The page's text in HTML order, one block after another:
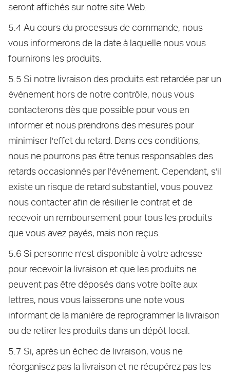
seront affichés sur notre site Web.
5.4 Au cours du processus de commande, nous
vous informerons de la date à laquelle nous vous
fournirons les produits.
5.5 Si notre livraison des produits est retardée par un
événement hors de notre contrôle, nous vous
contacterons dès que possible pour vous en
informer et nous prendrons des mesures pour
minimiser l'effet du retard. Dans ces conditions,
nous ne pourrons pas être tenus responsables des
retards occasionnés par l'événement. Cependant, s'il
existe un risque de retard substantiel, vous pouvez
nous contacter afin de résilier le contrat et de
recevoir un remboursement pour tous les produits
que vous avez payés, mais non reçus.
5.6 Si personne n'est disponible à votre adresse
pour recevoir la livraison et que les produits ne
peuvent pas être déposés dans votre boîte aux
lettres, nous vous laisserons une note vous
informant de la manière de reprogrammer la livraison
ou de retirer les produits dans un dépôt local.
5.7 Si, après un échec de livraison, vous ne
réorganisez pas la livraison et ne récupérez pas les